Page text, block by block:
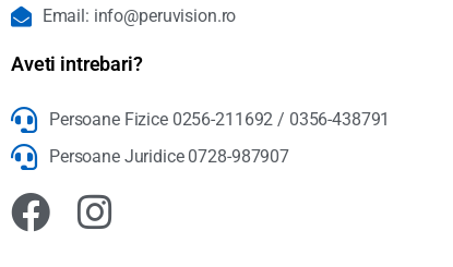
Email: info@peruvision.ro
Aveti intrebari?
Persoane Fizice 0256-211692 / 0356-438791
Persoane Juridice 0728-987907